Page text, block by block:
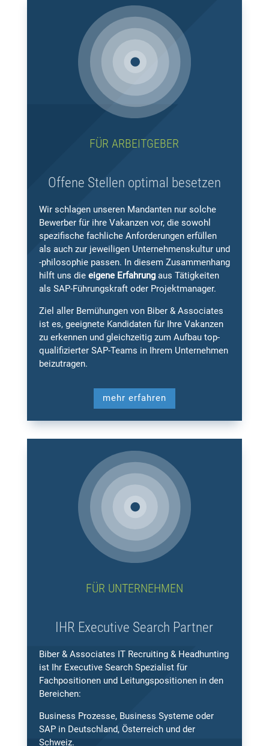
FÜR ARBEITGEBER
Offene Stellen optimal besetzen
Wir schlagen unseren Mandanten nur solche
Bewerber für ihre Vakanzen vor, die sowohl
spezifische fachliche Anforderungen erfüllen
als auch zur jeweiligen Unternehmenskultur und
-philosophie passen. In diesem Zusammenhang
hilft uns die eigene Erfahrung aus Tätigkeiten
als SAP-Führungskraft oder Projektmanager.
Ziel aller Bemühungen von Biber & Associates
ist es, geeignete Kandidaten für Ihre Vakanzen
zu erkennen und gleichzeitig zum Aufbau top-
qualifizierter SAP-Teams in Ihrem Unternehmen
beizutragen.
mehr erfahren
FÜR UNTERNEHMEN
IHR Executive Search Partner
Biber & Associates IT Recruiting & Headhunting
ist Ihr Executive Search Spezialist für
Fachpositionen und Leitungspositionen in den
Bereichen:
Business Prozesse, Business Systeme oder
SAP in Deutschland, Österreich und der
Schweiz.